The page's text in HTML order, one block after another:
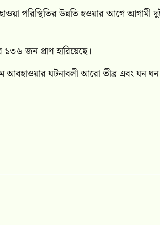
পরিস্থিতির উন্নতি হওয়ার আগে আগামী
জন প্রাণ হারিয়েছে।
আবহাওয়ার ঘটনাবলী আরো তীব্র এবং ঘন